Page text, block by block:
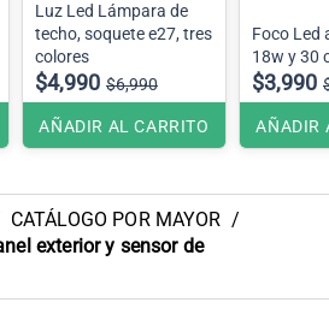
Luz Led Lámpara de
techo, soquete e27, tres
colores
$4,990 $6,990
AÑADIR AL CARRITO
Foco Led
18w y 30
$3,990
AÑADIR
CATÁLOGO POR MAYOR /
exterior y sensor de